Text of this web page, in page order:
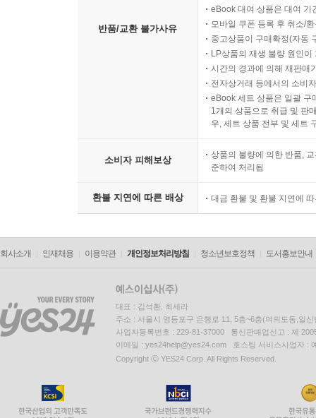
반품/교환 불가사유
eBook 대여 상품은 대여 기
모바일 쿠폰 등록 후 취소/
중고상품이 구매확정(자동
LP상품의 재생 불량 원인
시간의 경과에 의해 재판매
전자상거래 등에서의 소비
eBook 세트 상품은 일괄 구
1개의 상품으로 취급 및 판
우, 세트 상품 전부 및 세트
소비자 피해보상
상품의 불량에 의한 반품,
준하여 처리됨
환불 지연에 따른 배상 대금 환불 및 환불 지연에
회사소개 인재채용 이용약관 개인정보처리방침 청소년보호정책 도서홍보안내
대표 : 김석환, 최세라
주소 : 서울시 영등포구 은행로 11, 5층~6층(여의도동,일신
사업자등록번호 : 229-81-37000 통신판매업신고 : 제
이메일 : yes24help@yes24.com 호스팅 서비스사업자 :
Copyright ⓒ YES24 Corp. All Rights Reserved.